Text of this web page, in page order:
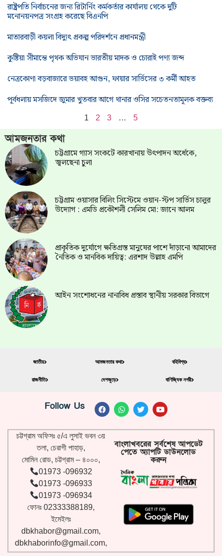
রাষ্ট্রপতি নির্বাচনের জন্য রিটার্নিং কর্মকর্তার কার্যালয় থেকে দুটি
মনোনয়নপত্র সংগ্রহ করেছে বিএনপি
মাতারবাড়ী কয়লা বিদ্যুৎ প্রকল্প পরিদর্শনে প্রধানমন্ত্রী
কুষ্টিয়া সীমান্তে পৃথক অভিযান ভারতীয় মাদক ও চোরাই পণ্য জব্দ
নেত্রকোণা বড়বাজারে ভয়াবহ আগুন, ফায়ার সার্ভিসের ৩ কর্মী আহত
পূর্বধলায় মসজিদে জুমার খুতবার আগে থানার ওসির সচেতনতামূলক বক্তব্য
1 2 3 … 5
আমজনতার কথা
চট্টগ্রামে গ্যাস সংকটে কারখানায় উৎপাদন অর্ধেকে,
জ্বলছেনা চুলা
চট্টগ্রাম ওয়াসার বিলিং সিস্টেমে ওয়ান-স্টপ সার্ভিস চালুর
উদ্যোগ : এমডি প্রকৌশলী সেলিম মো: জানে আলম
প্রাকৃতিক দুর্যোগে ক্ষতিগ্রস্ত মানুষের পাশে দাঁড়ানো আমাদের
নৈতিক ও মানবিক দায়িত্ব: এরশাদ উল্লাহ এমপি
আইন সংশোধনের নানাবিধ প্রস্তাব স্থানীয় সরকার বিভাগে
জাতীয়
রাজনীতি
আমজনতার কথা
দেশজুড়ে
বহিবিশ্ব
বাণিজ্যিক নগরী
Follow Us
চট্টগ্রাম অফিসঃ ৫/এ লুসাই ভবন ৩য়
তলা, চেরাগী পাহাড়,
মোমিন রোড, চট্টগ্রাম – ৪০০০,
01973 -096932
01973 -096933
01973 -096934
ফোনঃ 02333388189,
ইমেইলঃ
dbkhabor@gmail.com,
dbkhaborinfo@gmail.com,
বাংলাখবরের সর্বশেষ আপডেট
পেতে অ্যাপটি ডাউনলোড
করুন